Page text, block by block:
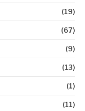
(19)
(67)
(9)
(13)
(1)
(11)